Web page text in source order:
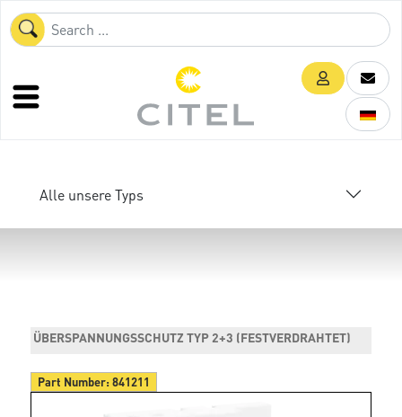
Alle unsere Typs
ÜBERSPANNUNGSSCHUTZ TYP 2+3 (FESTVERDRAHTET)
Part Number:841211